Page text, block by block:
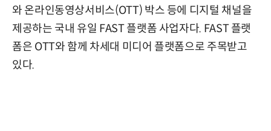
와 온라인동영상서비스(OTT) 박스 등에 디지털 채널을
제공하는 국내 유일 FAST 플랫폼 사업자다. FAST 플랫
폼은 OTT와 함께 차세대 미디어 플랫폼으로 주목받고
있다.